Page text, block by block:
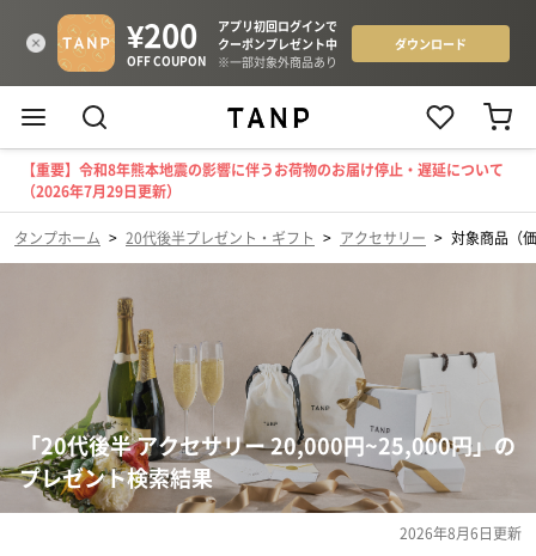
【重要】令和8年熊本地震の影響に伴うお荷物のお届け停止・遅延について
（2026年7月29日更新）
タンプホーム > 20代後半プレゼント・ギフト > アクセサリー > 対象商品（
「20代後半 アクセサリー 20,000円~25,000円」の
プレゼント検索結果
2026年8月6日更新